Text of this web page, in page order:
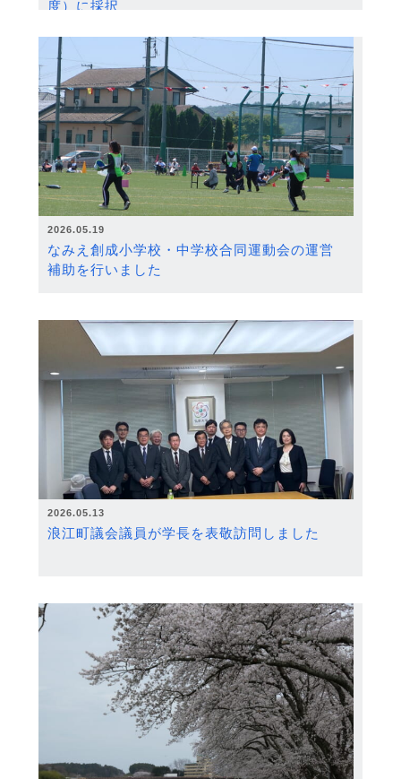
度）に採択
2026.05.19
なみえ創成小学校・中学校合同運動会の運営
補助を行いました
2026.05.13
浪江町議会議員が学長を表敬訪問しました